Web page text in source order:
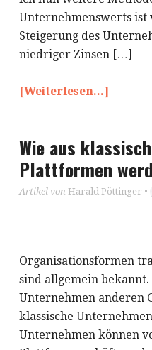
Unternehmenswerts
Steigerung des
niedriger Zinsen […]
[Weiterlesen...]
Wie aus
Plattformen
Artikel von Harald Pöttinger •
Organisationsformen
sind allgemein
Unternehmen anderen
klassische
Unternehmen können